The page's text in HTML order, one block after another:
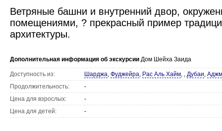
Ветряные башни и внутренний двор,
помещениями, ? прекрасный пример
архитектуры.
Дополнительная информация об экскурсии Дом Шейха Заида
Доступность из: Шарджа, Фуджейра, Рас Аль Хайм, , Дубаи,
Продолжительность:
-
Цена для взрослых:
-
Цена для детей:
-